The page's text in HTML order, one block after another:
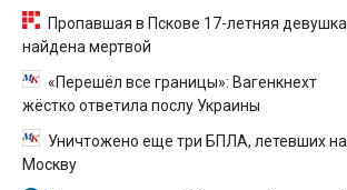
Пропавшая в Пскове 17-летняя девушка
найдена мертвой
«Перешёл все границы»: Вагенкнехт
жёстко ответила послу Украины
Уничтожено еще три БПЛА, летевших на
Москву